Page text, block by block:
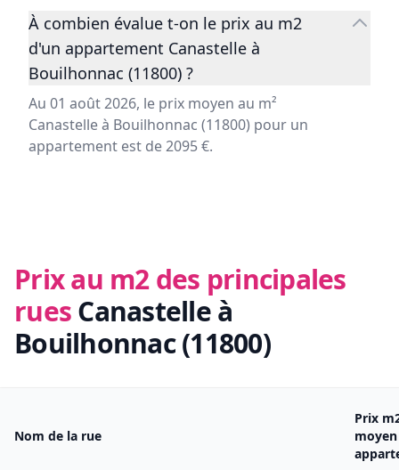
À combien évalue t-on le prix au m2
d'un appartement Canastelle à
Bouilhonnac (11800) ?
Au 01 août 2026, le prix moyen au m²
Canastelle à Bouilhonnac (11800) pour un
appartement est de 2095 €.
Prix au m2 des principales
ruesCanastelle à
Bouilhonnac (11800)
Nom de la rue
Prix
moyen